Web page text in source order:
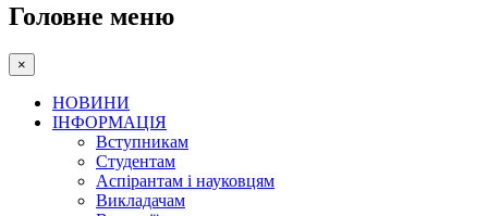
Головне меню
×
НОВИНИ
ІНФОРМАЦІЯ
Вступникам
Студентам
Аспірантам і науковцям
Викладачам